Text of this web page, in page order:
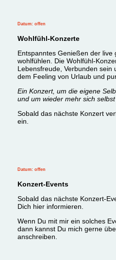
Datum: offen
Wohlfühl-Konzerte
Entspanntes Genießen der
wohlfühlen. Die Wohlfühl-
Lebensfreude, Verbunden sein
dem Feeling von Urlaub und
Ein Konzert, um die eigene
und um wieder mehr sich selbst
Sobald das nächste Konzert
ein.
Datum: offen
Konzert-Events
Sobald das nächste Konzert-
Dich hier informieren.
Wenn Du mit mir ein solches
dann kannst Du mich gerne
anschreiben.